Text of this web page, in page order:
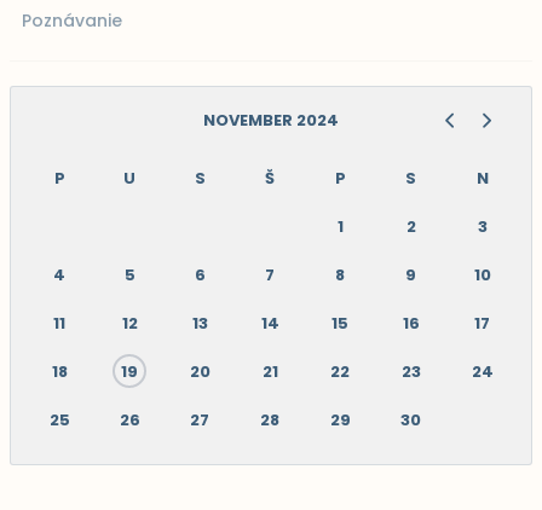
Poznávanie
NOVEMBER 2024
P U S Š P S N
1 2 3
4 5 6 7 8 9 10
11 12 13 14 15 16 17
18 19 20 21 22 23 24
25 26 27 28 29 30